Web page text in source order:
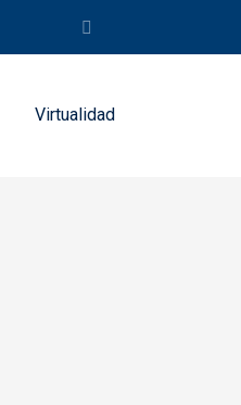
Virtualidad